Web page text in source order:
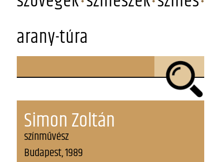
arany-túra
Simon Zoltán
színművész
Budapest, 1989